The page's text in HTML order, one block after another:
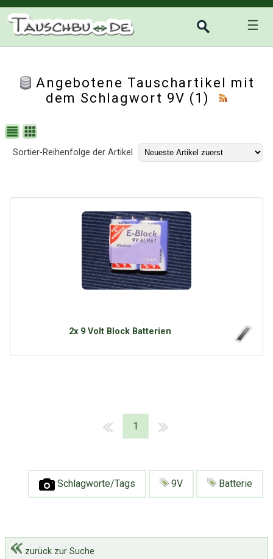
☰
Angebotene Tauschartikel mit
dem Schlagwort 9V (1)
Sortier-Reihenfolge der Artikel
2x 9 Volt Block Batterien
1
Schlagworte/Tags 9V Batterie
zurück zur Suche